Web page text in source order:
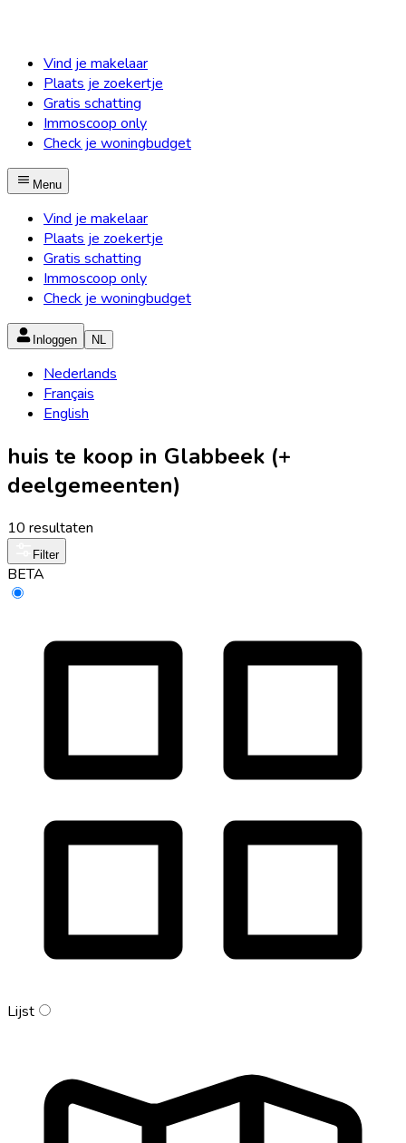
Vind je makelaar
Plaats je zoekertje
Gratis schatting
Immoscoop only
Check je woningbudget
Menu
Vind je makelaar
Plaats je zoekertje
Gratis schatting
Immoscoop only
Check je woningbudget
Inloggen NL
Nederlands
Français
English
huis te koop in Glabbeek (+
deelgemeenten)
10 resultaten
Filter
BETA
Lijst